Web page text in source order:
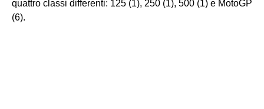
quattro classi differenti: 125 (1), 250 (1), 500 (1) e MotoGP
(6).